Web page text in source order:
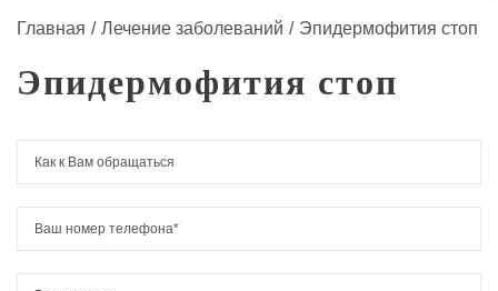
Главная / Лечение заболеваний / Эпидермофития стоп
Эпидермофития стоп